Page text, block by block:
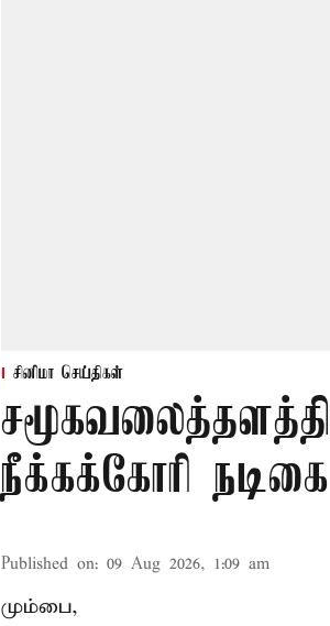
சினிமா செய்திகள்
நீக்கக்கோரி
Published on: 09 Aug 2026, 1:09 am
மும்பை,